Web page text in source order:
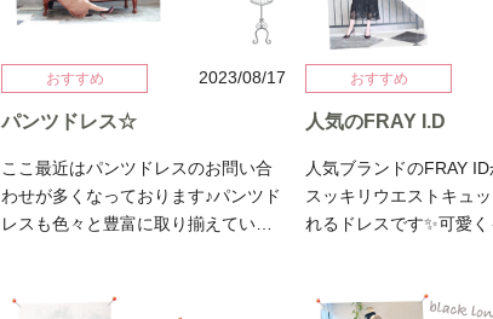
おすすめ 2023/08/17
パンツドレス☆
ここ最近はパンツドレスのお問い合
わせが多くなっております♪パンツド
レスも色々と豊富に取り揃えていま
の紹介です(≧∀≦)ぱっと見は色味的に
おすすめ
人気のFRAY I.D
人気ブランドのFRAY
スッキリウエストキュ
れるドレスです✨可愛く
のケープ状のデザイン